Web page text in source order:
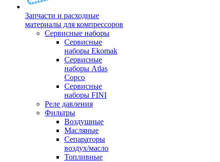
Запчасти и расходные
материалы для компрессоров
Cервисные наборы
Сервисные
наборы Ekomak
Cервисные
наборы Atlas
Copco
Сервисные
наборы FINI
Реле давления
Фильтры
Воздушные
Масляные
Сепараторы
воздух/масло
Топливные